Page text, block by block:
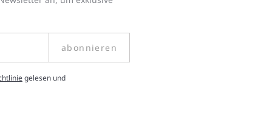
abonnieren
gelesen und